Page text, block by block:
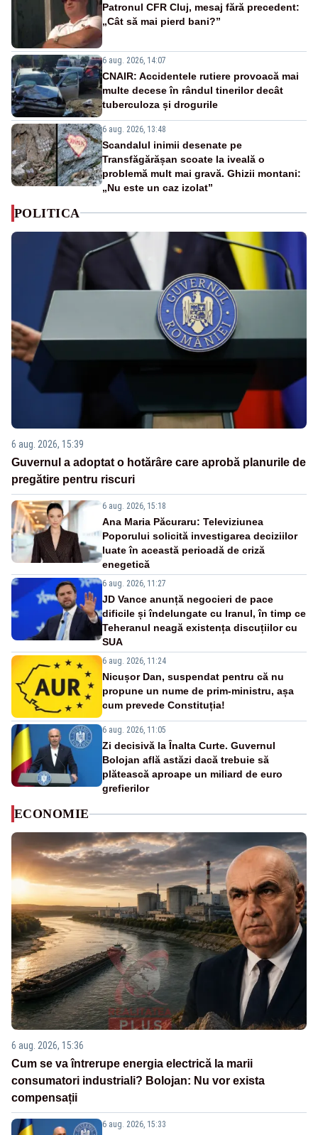
Patronul CFR Cluj, mesaj fără precedent:
„Cât să mai pierd bani?”
6 aug. 2026, 14:07
CNAIR: Accidentele rutiere provoacă mai
multe decese în rândul tinerilor decât
tuberculoza și drogurile
6 aug. 2026, 13:48
Scandalul inimii desenate pe
Transfăgărășan scoate la iveală o
problemă mult mai gravă. Ghizii montani:
„Nu este un caz izolat”
POLITICA
6 aug. 2026, 15:39
Guvernul a adoptat o hotărâre care aprobă planurile de
pregătire pentru riscuri
6 aug. 2026, 15:18
Ana Maria Păcuraru: Televiziunea
Poporului solicită investigarea deciziilor
luate în această perioadă de criză
enegetică
6 aug. 2026, 11:27
JD Vance anunță negocieri de pace
dificile și îndelungate cu Iranul, în timp ce
Teheranul neagă existența discuțiilor cu
SUA
6 aug. 2026, 11:24
Nicușor Dan, suspendat pentru că nu
propune un nume de prim-ministru, așa
cum prevede Constituția!
6 aug. 2026, 11:05
Zi decisivă la Înalta Curte. Guvernul
Bolojan află astăzi dacă trebuie să
plătească aproape un miliard de euro
grefierilor
ECONOMIE
6 aug. 2026, 15:36
Cum se va întrerupe energia electrică la marii
consumatori industriali? Bolojan: Nu vor exista
compensații
6 aug. 2026, 15:33